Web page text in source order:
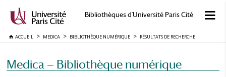
Bibliothèques d'Université Paris Cité
ACCUEIL MEDICA BIBLIOTHÈQUE NUMÉRIQUE RÉSULTATS DE RECHERCHE
Medica — Bibliothèque numérique